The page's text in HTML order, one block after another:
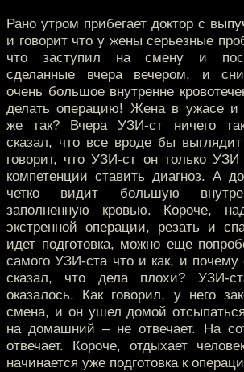
Рано утром прибегает доктор с
и говорит что у жены серьезные
что заступил на смену и
сделанные вчера вечером, и
очень большое внутренне
делать операцию! Жена в ужасе и
же так? Вчера УЗИ-ст ничего
сказал, что все вроде бы
говорит, что УЗИ-ст он только
компетенции ставить диагноз. А
четко видит большую
заполненную кровью. Короче,
экстренной операции, резать и
идет подготовка, можно еще
самого УЗИ-ста что и как, и почему
сказал, что дела плохи? УЗИ-
оказалось. Как говорил, у него
смена, и он ушел домой
на домашний – не отвечает. На
отвечает. Короче, отдыхает
начинается уже подготовка к